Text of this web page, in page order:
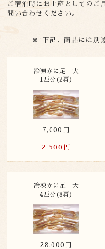
ご宿泊時にお土産としてのご
問い合わせください。
※ 下記、商品には別
冷凍かに足 大
1匹分(2肩)
7,000円
2,500円
冷凍かに足 大
4匹分(8肩)
28,000円